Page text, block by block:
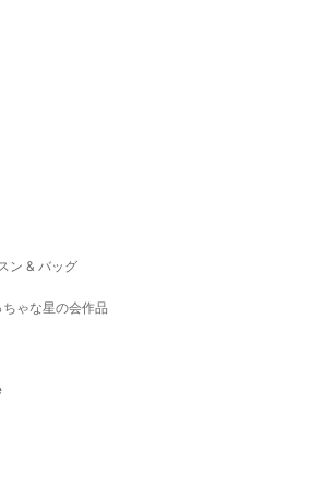
ン & バッグ
ゃな星の会作品